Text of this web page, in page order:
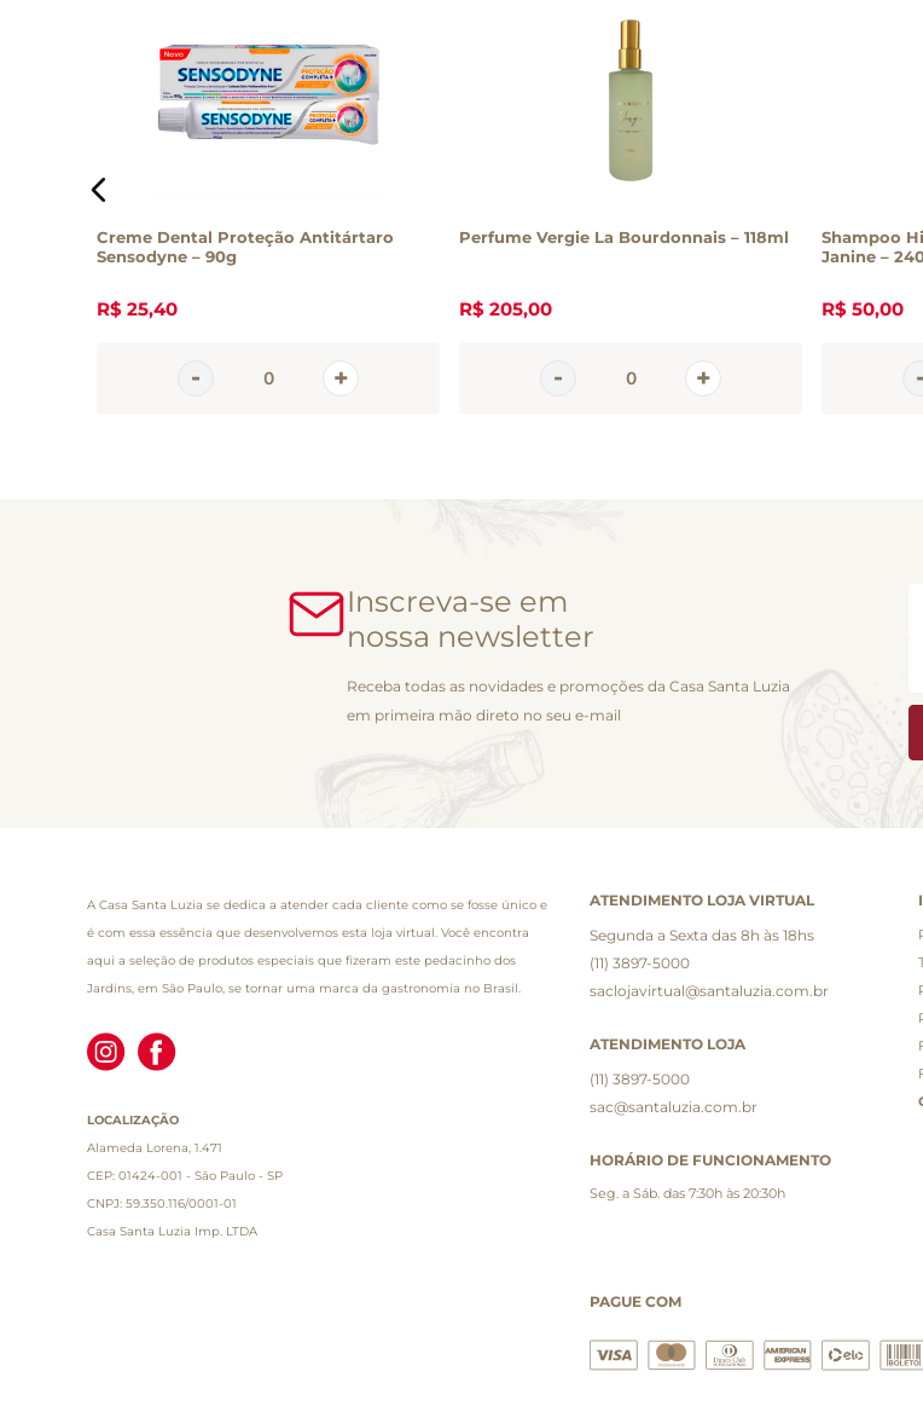
Creme Dental Proteção Antitártaro
Sensodyne – 90g
R$ 25,40
Perfume Vergie La Bourdonnais – 118ml
R$ 205,00
Shampoo
Janine –
R$ 50,00
Inscreva-se em
nossa newsletter
Receba todas as novidades e promoções da Casa Santa Luzia
em primeira mão direto no seu e-mail
A Casa Santa Luzia se dedica a atender cada cliente como se fosse único e
é com essa essência que desenvolvemos esta loja virtual. Você encontra
aqui a seleção de produtos especiais que fizeram este pedacinho dos
Jardins, em São Paulo, se tornar uma marca da gastronomia no Brasil.
LOCALIZAÇÃO
Alameda Lorena, 1.471
CEP: 01424-001 - São Paulo - SP
CNPJ: 59.350.116/0001-01
Casa Santa Luzia Imp. LTDA
ATENDIMENTO LOJA VIRTUAL
Segunda a Sexta das 8h às 18hs
(11) 3897-5000
saclojavirtual@santaluzia.com.br
ATENDIMENTO LOJA
(11) 3897-5000
sac@santaluzia.com.br
HORÁRIO DE FUNCIONAMENTO
Seg. a Sáb. das 7:30h às 20:30h
PAGUE COM